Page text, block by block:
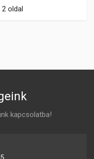
oldal
kapcsolatba!